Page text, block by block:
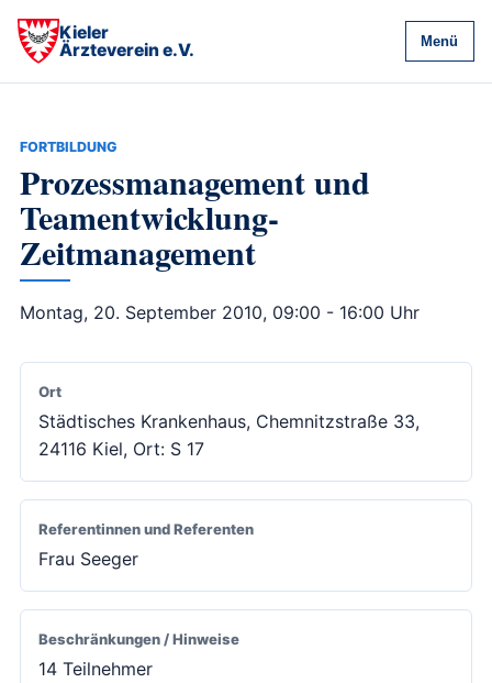
Kieler
Ärzteverein e.V.
Menü
FORTBILDUNG
Prozessmanagement und
Teamentwicklung-
Zeitmanagement
Montag, 20. September 2010, 09:00 - 16:00 Uhr
Ort
Städtisches Krankenhaus, Chemnitzstraße 33,
24116 Kiel, Ort: S 17
Referentinnen und Referenten
Frau Seeger
Beschränkungen / Hinweise
14 Teilnehmer